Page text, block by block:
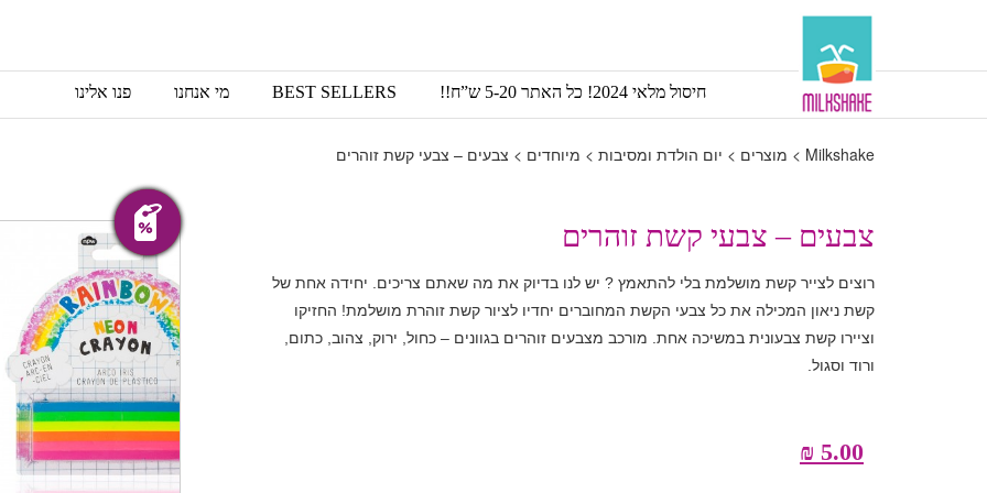
חיסול מלאי 2024! כל האתר 5-20 ש”ח!! BEST SELLERS מי אנחנו פנו אלינו
Milkshake
> מוצרים > יום הולדת ומסיבות > מיוחדים > צבעים – צבעי קשת זוהרים
אזל
מבצע!
צבעים – צבעי קשת זוהרים
רוצים לצייר קשת מושלמת בלי להתאמץ ? יש לנו בדיוק את מה שאתם צריכים. יחידה אחת של
קשת ניאון המכילה את כל צבעי הקשת המחוברים יחדיו לציור קשת זוהרת מושלמת! החזיקו
וציירו קשת צבעונית במשיכה אחת. מורכב מצבעים זוהרים בגוונים – כחול, ירוק, צהוב, כתום,
ורוד וסגול.
5.00
₪